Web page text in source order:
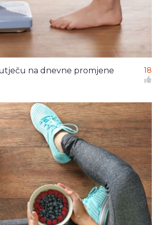
na dnevne promjene
18